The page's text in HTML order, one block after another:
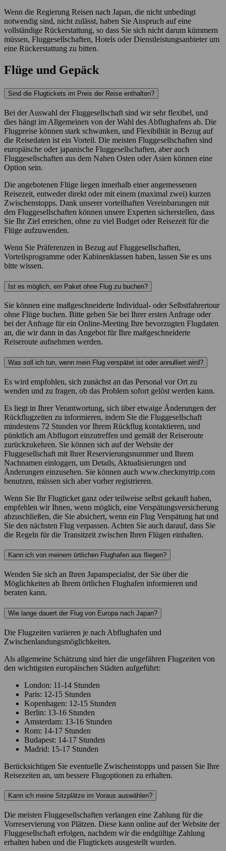
Wenn die Regierung Reisen nach Japan, die nicht unbedingt
notwendig sind, nicht zulässt, haben Sie Anspruch auf eine
vollständige Rückerstattung, so dass Sie sich nicht darum kümmern
müssen, Fluggesellschaften, Hotels oder Dienstleistungsanbieter um
eine Rückerstattung zu bitten.
Flüge und Gepäck
Sind die Flugtickets im Preis der Reise enthalten?
Bei der Auswahl der Fluggesellschaft sind wir sehr flexibel, und
dies hängt im Allgemeinen von der Wahl des Abflughafens ab. Die
Flugpreise können stark schwanken, und Flexibilität in Bezug auf
die Reisedaten ist ein Vorteil. Die meisten Fluggesellschaften sind
europäische oder japanische Fluggesellschaften, aber auch
Fluggesellschaften aus dem Nahen Osten oder Asien können eine
Option sein.
Die angebotenen Flüge liegen innerhalb einer angemessenen
Reisezeit, entweder direkt oder mit einem (maximal zwei) kurzen
Zwischenstopps. Dank unserer vorteilhaften Vereinbarungen mit
den Fluggesellschaften können unsere Experten sicherstellen, dass
Sie Ihr Ziel erreichen, ohne zu viel Budget oder Reisezeit für die
Flüge aufzuwenden.
Wenn Sie Präferenzen in Bezug auf Fluggesellschaften,
Vorteilsprogramme oder Kabinenklassen haben, lassen Sie es uns
bitte wissen.
Ist es möglich, ein Paket ohne Flug zu buchen?
Sie können eine maßgeschneiderte Individual- oder Selbstfahrertour
ohne Flüge buchen. Bitte geben Sie bei Ihrer ersten Anfrage oder
bei der Anfrage für ein Online-Meeting Ihre bevorzugten Flugdaten
an, die wir dann in das Angebot für Ihre maßgeschneiderte
Reiseroute aufnehmen werden.
Was soll ich tun, wenn mein Flug verspätet ist oder annulliert wird?
Es wird empfohlen, sich zunächst an das Personal vor Ort zu
wenden und zu fragen, ob das Problem sofort gelöst werden kann.
Es liegt in Ihrer Verantwortung, sich über etwaige Änderungen der
Rückflugzeiten zu informieren, indem Sie die Fluggesellschaft
mindestens 72 Stunden vor Ihrem Rückflug kontaktieren, und
pünktlich am Abflugort einzutreffen und gemäß der Reiseroute
zurückzukehren. Sie können sich auf der Website der
Fluggesellschaft mit Ihrer Reservierungsnummer und Ihrem
Nachnamen einloggen, um Details, Aktualisierungen und
Änderungen einzusehen. Sie können auch www.checkmytrip.com
benutzen, müssen sich aber vorher registrieren.
Wenn Sie Ihr Flugticket ganz oder teilweise selbst gekauft haben,
empfehlen wir Ihnen, wenn möglich, eine Verspätungsversicherung
abzuschließen, die Sie absichert, wenn ein Flug Verspätung hat und
Sie den nächsten Flug verpassen. Achten Sie auch darauf, dass Sie
die Regeln für die Transitzeit zwischen Ihren Flügen einhalten.
Kann ich von meinem örtlichen Flughafen aus fliegen?
Wenden Sie sich an Ihren Japanspecialist, der Sie über die
Möglichkeiten ab Ihrem örtlichen Flughafen informieren und
beraten kann.
Wie lange dauert der Flug von Europa nach Japan?
Die Flugzeiten variieren je nach Abflughafen und
Zwischenlandungsmöglichkeiten.
Als allgemeine Schätzung sind hier die ungefähren Flugzeiten von
den wichtigsten europäischen Städten aufgeführt:
London: 11-14 Stunden
Paris: 12-15 Stunden
Kopenhagen: 12-15 Stunden
Berlin: 13-16 Stunden
Amsterdam: 13-16 Stunden
Rom: 14-17 Stunden
Budapest: 14-17 Stunden
Madrid: 15-17 Stunden
Berücksichtigen Sie eventuelle Zwischenstopps und passen Sie Ihre
Reisezeiten an, um bessere Flugoptionen zu erhalten.
Kann ich meine Sitzplätze im Voraus auswählen?
Die meisten Fluggesellschaften verlangen eine Zahlung für die
Vorreservierung von Plätzen. Diese kann online auf der Website der
Fluggesellschaft erfolgen, nachdem wir die endgültige Zahlung
erhalten haben und die Flugtickets ausgestellt wurden.